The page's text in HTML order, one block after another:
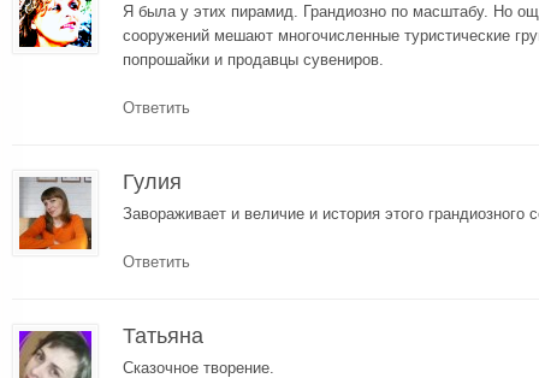
Я была у этих пирамид. Грандиозно по масштабу. Но
сооружений мешают многочисленные туристические
попрошайки и продавцы сувениров.
Ответить
Гулия
Завораживает и величие и история этого грандиозного
Ответить
Татьяна
Сказочное творение.